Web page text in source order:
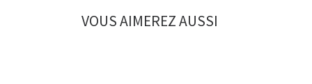
VOUS AIMEREZ AUSSI